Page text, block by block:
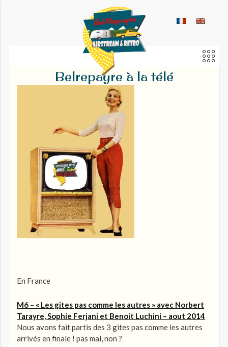
Belrepayre à la télé
En France
M6 – « Les gites pas comme les autres » avec Norbert
Tarayre, Sophie Ferjani et Benoit Luchini– aout 2014
Nous avons fait partis des 3 gites pas comme les autres
arrivés en finale ! pas mal, non ?